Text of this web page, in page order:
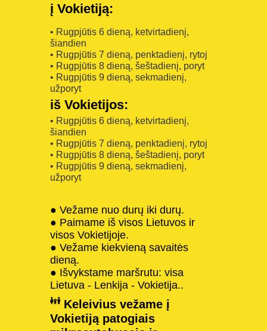
į Vokietiją:
• Rugpjūtis 6 dieną, ketvirtadienį,
šiandien
• Rugpjūtis 7 dieną, penktadienį, rytoj
• Rugpjūtis 8 dieną, šeštadienį, poryt
• Rugpjūtis 9 dieną, sekmadienį,
užporyt
iš Vokietijos:
• Rugpjūtis 6 dieną, ketvirtadienį,
šiandien
• Rugpjūtis 7 dieną, penktadienį, rytoj
• Rugpjūtis 8 dieną, šeštadienį, poryt
• Rugpjūtis 9 dieną, sekmadienį,
užporyt
● Vežame nuo durų iki durų.
● Paimame iš visos Lietuvos ir
visos Vokietijoje.
● Vežame kiekvieną savaitės
dieną.
● Išvykstame maršrutu: visa
Lietuva - Lenkija - Vokietija..
Keleivius vežame į
Vokietiją patogiais